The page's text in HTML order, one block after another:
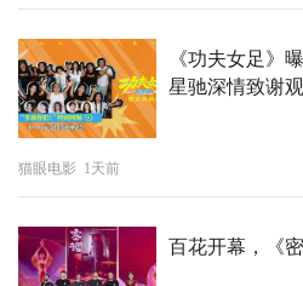
《功夫女足》
星驰深情致谢
猫眼电影 1天前
百花开幕，《